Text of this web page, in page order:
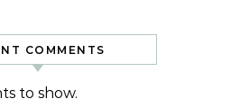
COMMENTS
to show.